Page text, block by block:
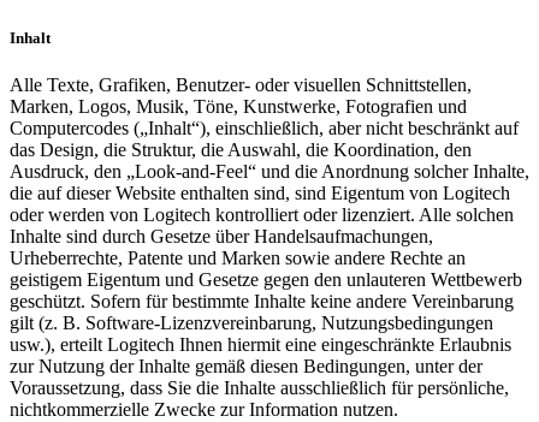
Inhalt
Alle Texte, Grafiken, Benutzer- oder visuellen Schnittstellen,
Marken, Logos, Musik, Töne, Kunstwerke, Fotografien und
Computercodes („Inhalt“), einschließlich, aber nicht beschränkt auf
das Design, die Struktur, die Auswahl, die Koordination, den
Ausdruck, den „Look-and-Feel“ und die Anordnung solcher Inhalte,
die auf dieser Website enthalten sind, sind Eigentum von Logitech
oder werden von Logitech kontrolliert oder lizenziert. Alle solchen
Inhalte sind durch Gesetze über Handelsaufmachungen,
Urheberrechte, Patente und Marken sowie andere Rechte an
geistigem Eigentum und Gesetze gegen den unlauteren Wettbewerb
geschützt. Sofern für bestimmte Inhalte keine andere Vereinbarung
gilt (z. B. Software-Lizenzvereinbarung, Nutzungsbedingungen
usw.), erteilt Logitech Ihnen hiermit eine eingeschränkte Erlaubnis
zur Nutzung der Inhalte gemäß diesen Bedingungen, unter der
Voraussetzung, dass Sie die Inhalte ausschließlich für persönliche,
nichtkommerzielle Zwecke zur Information nutzen.